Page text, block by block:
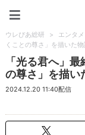
ウレぴあ総研 > エンタ
くことの尊さ」を描いた
「光る君へ」
の尊さ」を描い
2024.12.20 11:40配信